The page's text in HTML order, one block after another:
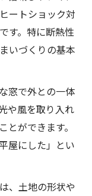
ートショック対
す。特に断熱性
いづくりの基本
窓で外との一体
や風を取り入れ
ができます。
屋にした」とい
、土地の形状や